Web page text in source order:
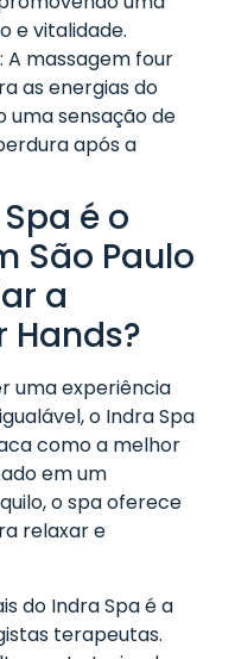
e vitalidade.
: A massagem four
as energias do
sensação de
após a
é o
São Paulo
a
Hands?
uma experiência
o Indra Spa
como a melhor
em um
o spa oferece
relaxar e
do Indra Spa é a
terapeutas.